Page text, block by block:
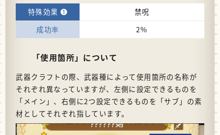
禁呪
2%
「使用箇所」について
武器クラフトの際、武器種によって使用箇所の名称が
それぞれ異なっていますが、左側に設定できるものを
「メイン」、右側に2つ設定できるものを「サブ」の素
材としてそれぞれ指しています。